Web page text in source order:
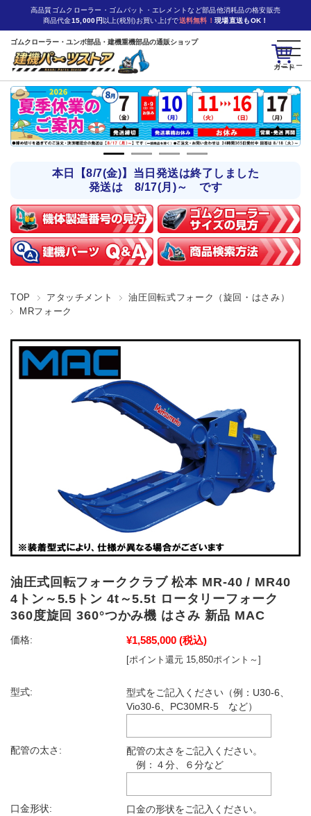
カート
高品質ゴムクローラー・ゴムパット・エレメントなど部品他消耗品の格安販売
商品代金15,000円 以上(税別)お買い上げで送料無料！ 現場直送もOK！
ゴムクローラー・ユンボ部品・建機重機部品の通販ショップ
本日【8/7(金)】当日発送は終了しました
発送は 8/17(月)～ です
TOP アタッチメント
油圧回転式フォーク（旋回・はさみ）
MRフォーク
油圧式回転フォーククラブ 松本 MR-40 / MR40
4トン～5.5トン 4t～5.5t ロータリーフォーク
360度旋回 360°つかみ機 はさみ 新品 MAC
価格: ¥1,585,000 (税込)
[ポイント還元 15,850ポイント～]
型式:
型式をご記入ください（例：U30-6、
Vio30-6、PC30MR-5 など）
配管の太さ:
配管の太さをご記入ください。
例：４分、６分など
口金形状:
口金の形状をご記入ください。